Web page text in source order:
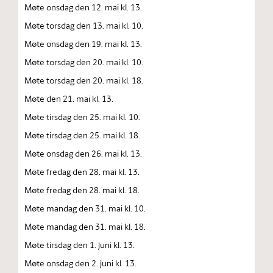
Møte onsdag den 12. mai kl. 13.
Møte torsdag den 13. mai kl. 10.
Møte onsdag den 19. mai kl. 13.
Møte torsdag den 20. mai kl. 10.
Møte torsdag den 20. mai kl. 18.
Møte den 21. mai kl. 13.
Møte tirsdag den 25. mai kl. 10.
Møte tirsdag den 25. mai kl. 18.
Møte onsdag den 26. mai kl. 13.
Møte fredag den 28. mai kl. 13.
Møte fredag den 28. mai kl. 18.
Møte mandag den 31. mai kl. 10.
Møte mandag den 31. mai kl. 18.
Møte tirsdag den 1. juni kl. 13.
Møte onsdag den 2. juni kl. 13.